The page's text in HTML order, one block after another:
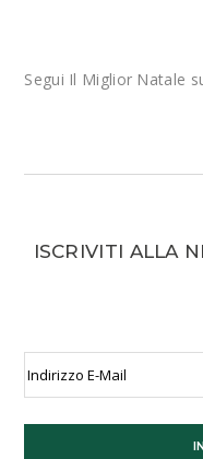
Segui Il Miglior Natale
ISCRIVITI ALLA